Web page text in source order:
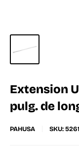
Extension
pulg. de
PAHUSA SKU:5261